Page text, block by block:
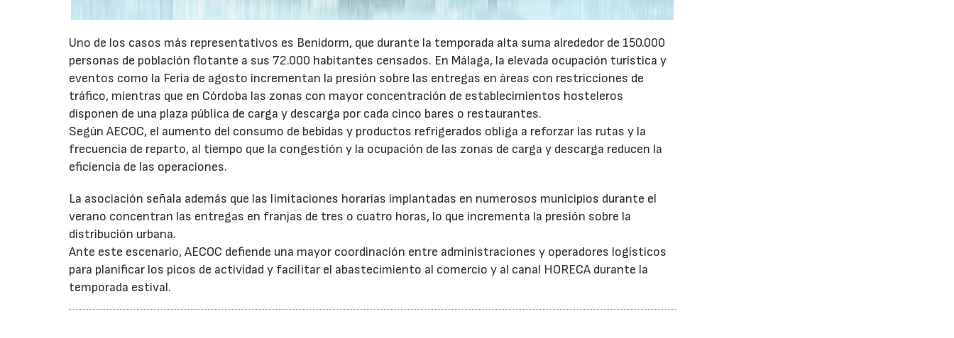
Uno de los casos más representativos es Benidorm, que durante la temporada alta suma alrededor de 150.000
personas de población flotante a sus 72.000 habitantes censados. En Málaga, la elevada ocupación turística y
eventos como la Feria de agosto incrementan la presión sobre las entregas en áreas con restricciones de
tráfico, mientras que en Córdoba las zonas con mayor concentración de establecimientos hosteleros
disponen de una plaza pública de carga y descarga por cada cinco bares o restaurantes.
Según AECOC, el aumento del consumo de bebidas y productos refrigerados obliga a reforzar las rutas y la
frecuencia de reparto, al tiempo que la congestión y la ocupación de las zonas de carga y descarga reducen la
eficiencia de las operaciones.
La asociación señala además que las limitaciones horarias implantadas en numerosos municipios durante el
verano concentran las entregas en franjas de tres o cuatro horas, lo que incrementa la presión sobre la
distribución urbana.
Ante este escenario, AECOC defiende una mayor coordinación entre administraciones y operadores logísticos
para planificar los picos de actividad y facilitar el abastecimiento al comercio y al canal HORECA durante la
temporada estival.